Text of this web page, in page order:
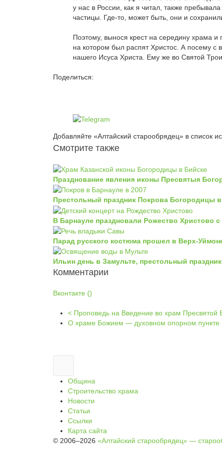
у нас в России, как я читал, также
частицы. Где-то, может быть, они и
Поэтому, вынося крест на середину храма
на котором был распят Христос. А посему с
нашего Исуса Христа. Ему же во Святой
Поделиться:
Добавляйте «Алтайский старообрядец» в список
Смотрите также
Празднование явления иконы Пресвятыя
Престольный праздник Покрова Богородицы
В Барнауле праздновали Рожество Христово
Парад русского костюма прошел в Верх-
Ильин день в Замульте, престольный
Комментарии
Вконтакте ()
< Проповедь на Введение во храм Пресвятой
О храме Божием — духовном опорном пункте
Община
Строительство храма
Новости
Статьи
Ссылки
Карта сайта
© 2006–2026 «Алтайский старообрядец» —